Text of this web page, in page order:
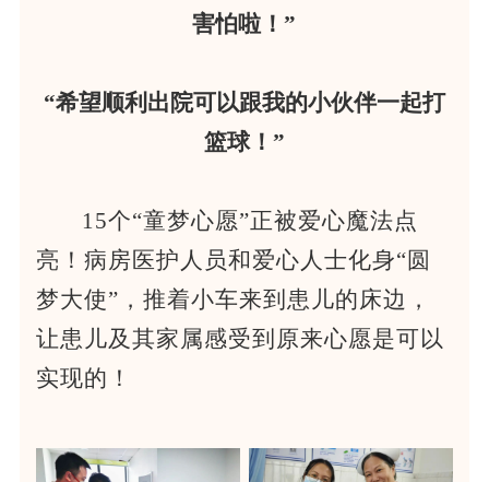
害怕啦！”
“希望顺利出院可以跟我的小伙伴一起打
篮球！”
15个“童梦心愿”正被爱心魔法点
亮！病房医护人员和爱心人士化身“圆
梦大使”，推着小车来到患儿的床边，
让患儿及其家属感受到原来心愿是可以
实现的！